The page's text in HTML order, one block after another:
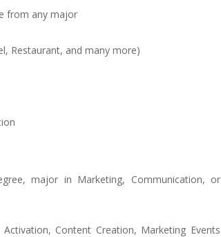
from any major
Restaurant, and many more)
major in Marketing, Communication, or
Content Creation, Marketing Events